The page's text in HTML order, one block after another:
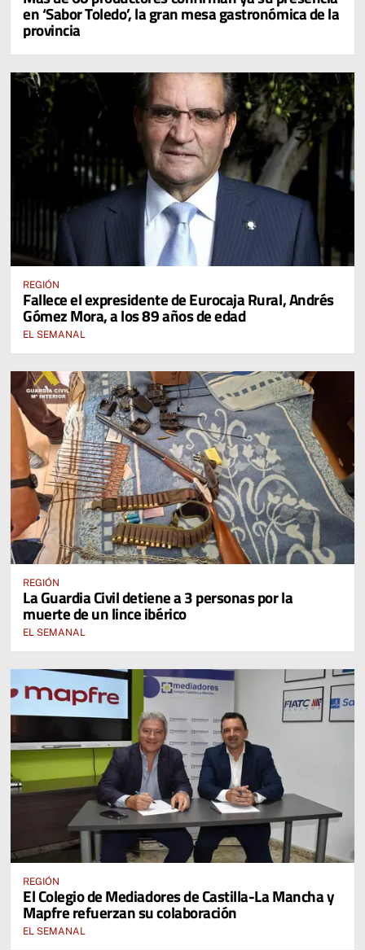
en ‘Sabor Toledo’, la gran mesa gastronómica de la
provincia
REGIÓN
Fallece el expresidente de Eurocaja Rural, Andrés
Gómez Mora, a los 89 años de edad
EL SEMANAL
REGIÓN
La Guardia Civil detiene a 3 personas por la
muerte de un lince ibérico
EL SEMANAL
REGIÓN
El Colegio de Mediadores de Castilla-La Mancha y
Mapfre refuerzan su colaboración
EL SEMANAL